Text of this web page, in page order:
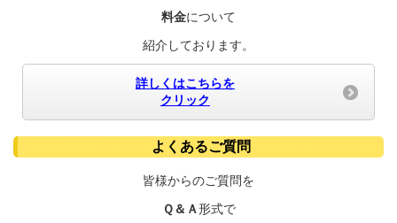
料金について
紹介しております。
詳しくはこちらを
クリック
よくあるご質問
皆様からのご質問を
Ｑ＆Ａ形式で